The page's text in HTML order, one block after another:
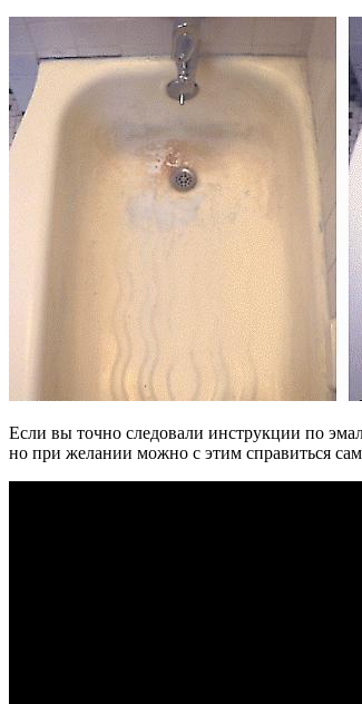
Если вы точно следовали инструкции по
но при желании можно с этим справиться